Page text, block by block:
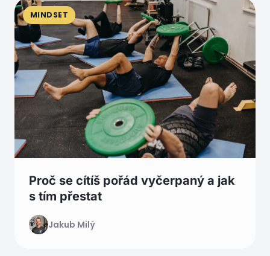
MINDSET
Proč se cítíš pořád vyčerpaný a jak
s tím přestat
Jakub Milý